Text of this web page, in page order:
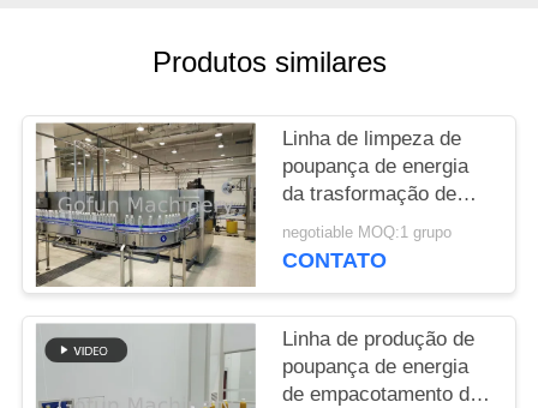
PEÇA
UMAS
CITAÇÕES
MAPA
DO
Produtos similares
Linha de limpeza de
poupança de energia
da trasformação de
frutos de 60T/D CIP
negotiable MOQ:1 grupo
CONTATO
Linha de produção de
poupança de energia
de empacotamento da